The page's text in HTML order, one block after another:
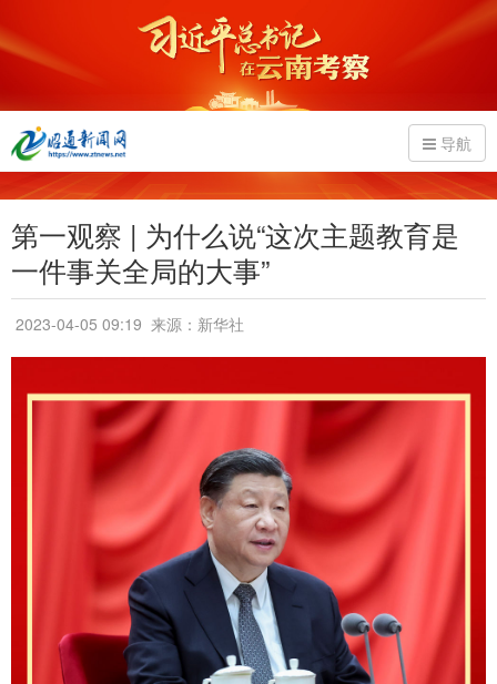
导航
第一观察 | 为什么说“这次主题教育是
一件事关全局的大事”
2023-04-05 09:19 来源：新华社